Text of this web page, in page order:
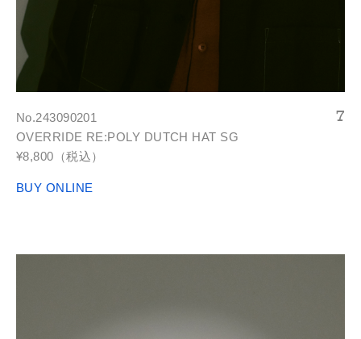
No.243090201
OVERRIDE RE:POLY DUTCH HAT SG
¥8,800（税込）
BUY ONLINE